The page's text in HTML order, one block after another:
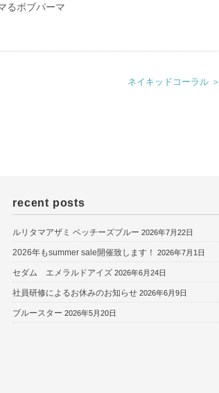
るボブパーマ
ネイキッドコーラル ＞
recent posts
ルリタマアザミ ベッチーズブルー 2026年7月22日
2026年もsummer sale開催致します！ 2026年7月1日
セダム エメラルドアイズ 2026年6月24日
社員研修によるお休みのお知らせ 2026年6月9日
ブルースター 2026年5月20日